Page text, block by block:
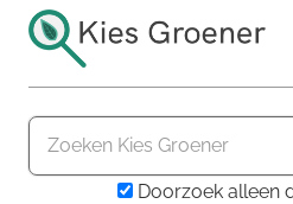
naar
inhoudKies
GroenerDoorzoek alleen